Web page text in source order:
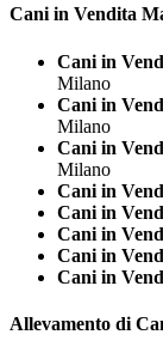
Cani in Vendita
Cani in
Milano
Cani in
Milano
Cani in
Milano
Cani in
Cani in
Cani in
Cani in
Cani in
Allevamento di